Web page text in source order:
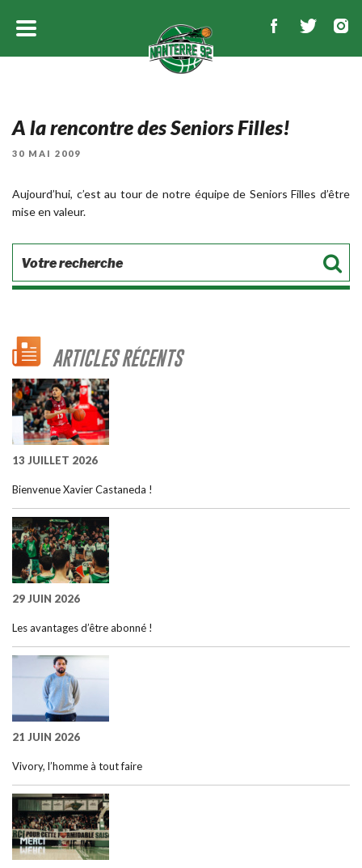
A la rencontre des Seniors Filles!
PUBLIÉ
30 MAI 2009
Aujourd’hui, c’est au tour de notre équipe de Seniors Filles d’être
mise en valeur.
ARTICLES RÉCENTS
13 JUILLET 2026
Bienvenue Xavier Castaneda !
29 JUIN 2026
Les avantages d’être abonné !
21 JUIN 2026
Vivory, l’homme à tout faire